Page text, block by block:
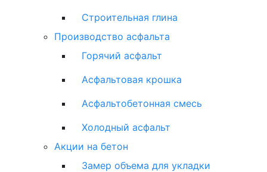
Строительная глина
Производство асфальта
Горячий асфальт
Асфальтовая крошка
Асфальтобетонная смесь
Холодный асфальт
Акции на бетон
Замер объема для укладки